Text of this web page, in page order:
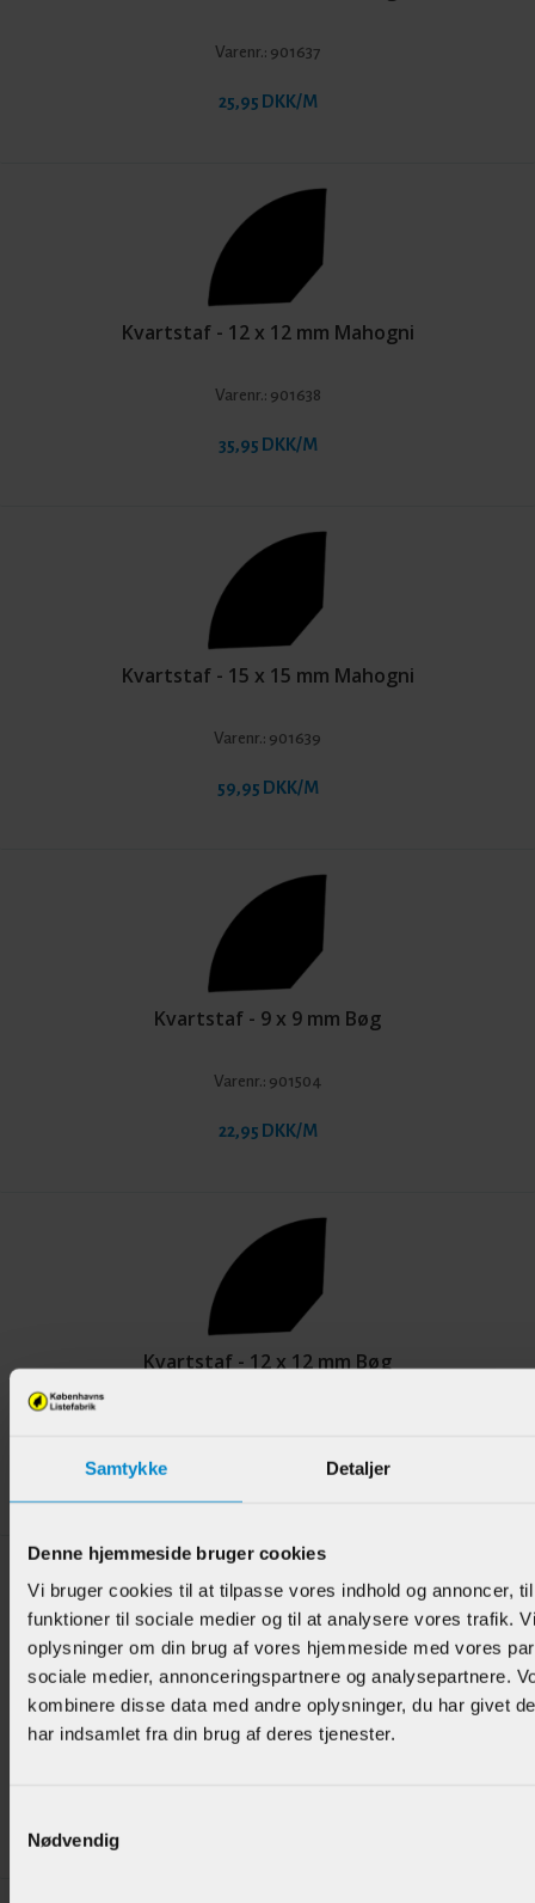
Samtykke Detaljer
Denne hjemmeside bruger cookies
Vi bruger cookies til at tilpasse vores indhold og annoncer,
funktioner til sociale medier og til at analysere vores trafik.
oplysninger om din brug af vores hjemmeside med vores
sociale medier, annonceringspartnere og analysepartnere.
kombinere disse data med andre oplysninger, du har givet
har indsamlet fra din brug af deres tjenester.
Nødvendig
Varenr.: 901637
25,95 DKK/M
Kvartstaf - 12 x 12 mm Mahogni
Varenr.: 901638
35,95 DKK/M
Kvartstaf - 15 x 15 mm Mahogni
Varenr.: 901639
59,95 DKK/M
Kvartstaf - 9 x 9 mm Bøg
Varenr.: 901504
22,95 DKK/M
Kvartstaf - 12 x 12 mm Bøg
Kvartstaf - 12 x 12 mm Bøg Lak